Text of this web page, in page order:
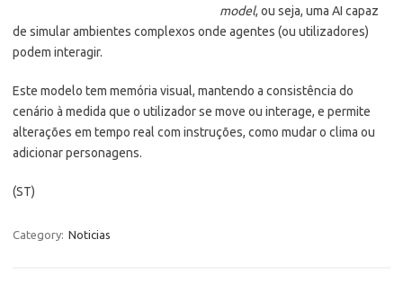
model, ou seja, uma AI capaz
de simular ambientes complexos onde agentes (ou utilizadores)
podem interagir.
Este modelo tem memória visual, mantendo a consistência do
cenário à medida que o utilizador se move ou interage, e permite
alterações em tempo real com instruções, como mudar o clima ou
adicionar personagens.
(ST)
Category: Noticias